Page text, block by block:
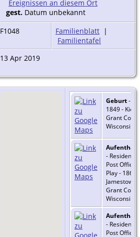
gest. Datum unbekannt
F1048 Familienblatt |
Familientafel
13 Apr 2019
Geburt- 6
1849 -
Grant
Wisconsin,
- Residence
Post Office:
Play - 1860 -
Jamestown,
Grant
Wisconsin,
- Residence
Post Office: